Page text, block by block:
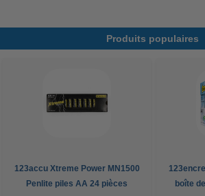
Produits populaires
123accu Xtreme Power MN1500
Penlite piles AA 24 pièces
boîte